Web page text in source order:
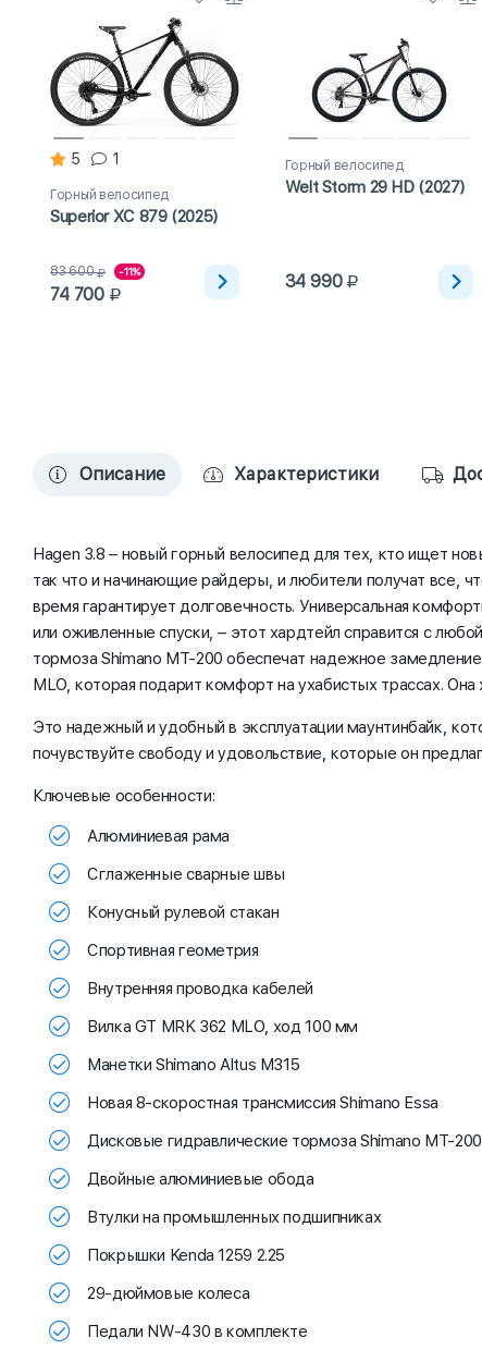
5 1
Горный велосипед
Superior XC 879 (2025)
83 600 -11%
74 700
Горный велосипед
Welt Storm 29 HD (2027)
34 990
Описание Характеристики
Hagen 3.8 – новый горный велосипед для тех, кто ищет
так что и начинающие райдеры, и любители получат все,
время гарантирует долговечность. Универсальная
или оживленные спуски, – этот хардтейл справится с
тормоза Shimano MT-200 обеспечат надежное
MLO, которая подарит комфорт на ухабистых трассах.
Это надежный и удобный в эксплуатации маунтинбайк,
почувствуйте свободу и удовольствие, которые он
Ключевые особенности:
Алюминиевая рама
Сглаженные сварные швы
Конусный рулевой стакан
Спортивная геометрия
Внутренняя проводка кабелей
Вилка GT MRK 362 MLO, ход 100 мм
Манетки Shimano Altus M315
Новая 8-скоростная трансмиссия Shimano Essa
Дисковые гидравлические тормоза Shimano MT-200
Двойные алюминиевые обода
Втулки на промышленных подшипниках
Покрышки Kenda 1259 2.25
29-дюймовые колеса
Педали NW-430 в комплекте